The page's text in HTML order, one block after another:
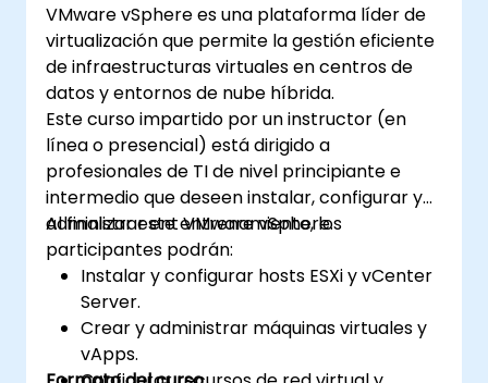
VMware vSphere es una plataforma líder de
virtualización que permite la gestión eficiente
de infraestructuras virtuales en centros de
datos y entornos de nube híbrida.
Este curso impartido por un instructor (en
línea o presencial) está dirigido a
profesionales de TI de nivel principiante e
intermedio que deseen instalar, configurar y
administrar ent VMware vSphere.
Al finalizar este entrenamiento, los
participantes podrán:
Instalar y configurar hosts ESXi y vCenter
Server.
Crear y administrar máquinas virtuales y
vApps.